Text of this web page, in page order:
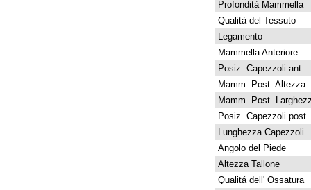
Profondità Mammella
Qualità del Tessuto
Legamento
Mammella Anteriore
Posiz. Capezzoli ant.
Mamm. Post. Altezza
Mamm. Post.
Posiz. Capezzoli post.
Lunghezza Capezzoli
Angolo del Piede
Altezza Tallone
Qualitá dell' Ossatura